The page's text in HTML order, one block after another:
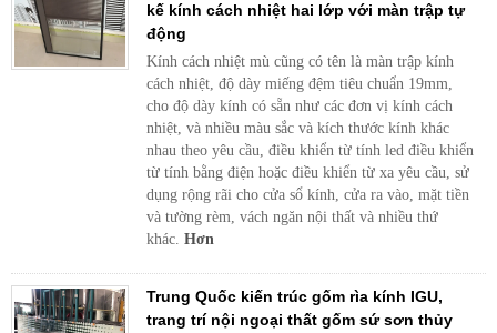
kế kính cách nhiệt hai lớp với màn trập tự
động
Kính cách nhiệt mù cũng có tên là màn trập kính
cách nhiệt, độ dày miếng đệm tiêu chuẩn 19mm,
cho độ dày kính có sẵn như các đơn vị kính cách
nhiệt, và nhiều màu sắc và kích thước kính khác
nhau theo yêu cầu, điều khiển từ tính led điều khiển
từ tính bằng điện hoặc điều khiển từ xa yêu cầu, sử
dụng rộng rãi cho cửa sổ kính, cửa ra vào, mặt tiền
và tường rèm, vách ngăn nội thất và nhiều thứ
khác. Hơn
Trung Quốc kiến ​​trúc gốm rìa kính IGU,
trang trí nội ngoại thất gốm sứ sơn thủy